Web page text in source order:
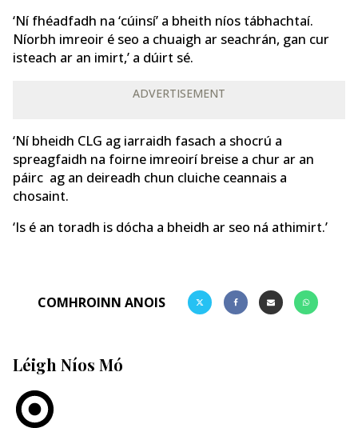
‘Ní fhéadfadh na ‘cúinsí’ a bheith níos tábhachtaí.
Níorbh imreoir é seo a chuaigh ar seachrán, gan cur
isteach ar an imirt,’ a dúirt sé.
ADVERTISEMENT
‘Ní bheidh CLG ag iarraidh fasach a shocrú a
spreagfaidh na foirne imreoirí breise a chur ar an
páirc ag an deireadh chun cluiche ceannais a
chosaint.
‘Is é an toradh is dócha a bheidh ar seo ná athimirt.’
COMHROINN ANOIS
Léigh Níos Mó